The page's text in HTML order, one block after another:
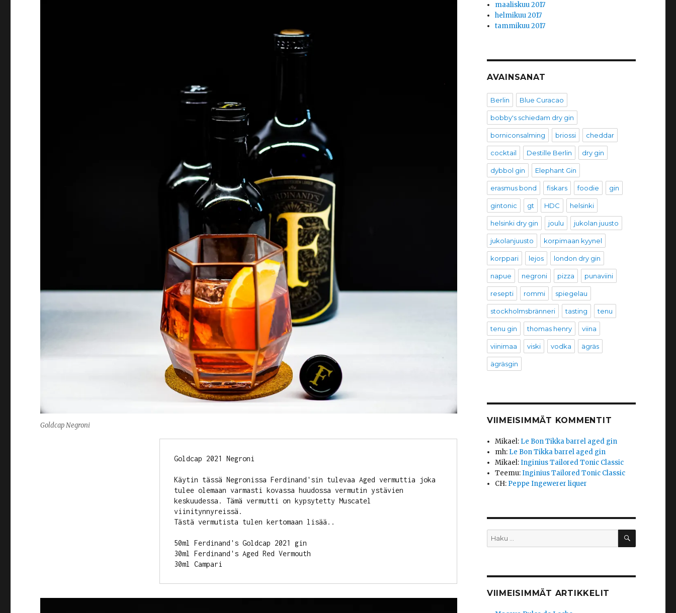
Goldcap Negroni
Goldcap 2021 Negroni
Käytin tässä Negronissa Ferdinand'sin tulevaa Aged vermuttia joka
tulee olemaan varmasti kovassa huudossa vermutin ystävien
keskuudessa. Tämä vermutti on kypsytetty Muscatel
viinitynnyreissä.
Tästä vermutista tulen kertomaan lisää..
50ml Ferdinand's Goldcap 2021 gin
30ml Ferdinand's Aged Red Vermouth
30ml Campari
maaliskuu 2017
helmikuu 2017
tammikuu 2017
AVAINSANAT
Berlin Blue Curacao
bobby's schiedam dry gin
borniconsalming briossi cheddar
cocktail Destille Berlin dry gin
dybbol gin Elephant Gin
erasmus bond fiskars foodie gin
gintonic gt HDC helsinki
helsinki dry gin joulu jukolan juusto
jukolanjuusto korpimaan kyynel
korppari lejos london dry gin
napue negroni pizza punaviini
resepti rommi spiegelau
stockholmsbränneri tasting tenu
tenu gin thomas henry viina
viinimaa viski vodka ägräs
ägräsgin
VIIMEISIMMÄT KOMMENTIT
Mikael: Le Bon Tikka barrel aged gin
mh: Le Bon Tikka barrel aged gin
Mikael:Inginius Tailored Tonic Classic
Teemu:Inginius Tailored Tonic Classic
CH: Peppe Ingewerer liquer
Etsi: HAKU
VIIMEISIMMÄT ARTIKKELIT